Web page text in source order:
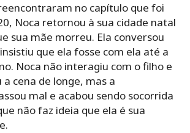
no capítulo que foi
Noca retornou à sua cidade natal
sua mãe morreu. Ela conversou
que ela fosse com ela até a
Noca não interagiu com o filho e
a cena de longe, mas a
mal e acabou sendo socorrida
não faz ideia que ela é sua